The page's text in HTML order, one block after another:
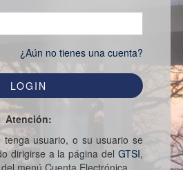
¿Aún no tienes una cuenta?
Atención:
usuario, o su usuario se
dirigirse a la página delGTSI,
menú Cuenta Electrónica.